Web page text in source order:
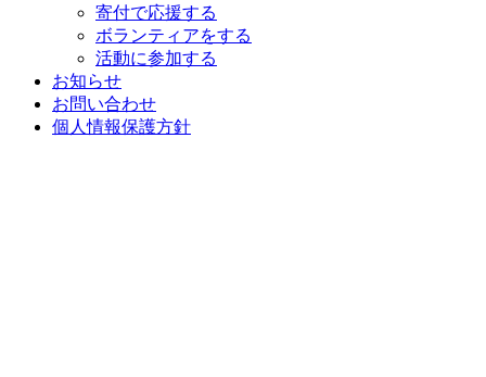
寄付で応援する
ボランティアをする
活動に参加する
お知らせ
お問い合わせ
個人情報保護方針